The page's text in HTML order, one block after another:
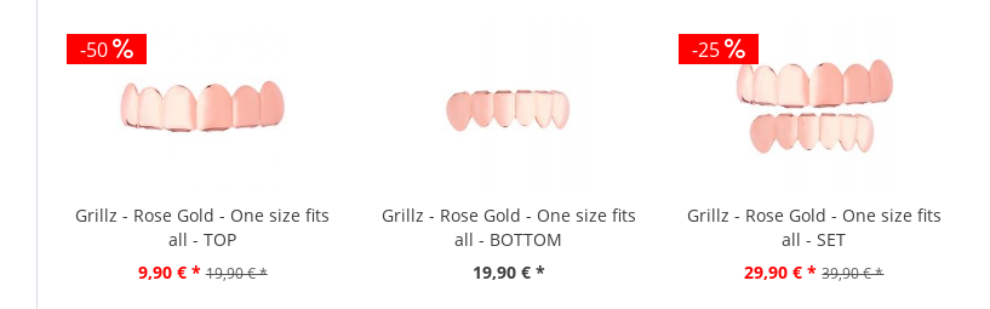
-50
Grillz - Rose Gold - One size fits
all - TOP
9,90 € * 19,90 € *
Grillz - Rose Gold - One size fits
all - BOTTOM
19,90 € *
-25
Grillz - Rose Gold - One size fits
all - SET
29,90 € * 39,90 € *